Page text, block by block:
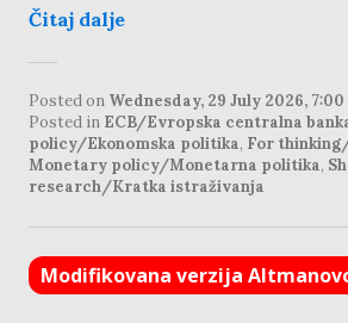
Čitaj dalje
Posted on Wednesday, 29 July 2026, 7:00
Posted in ECB/Evropska centralna
policy/Ekonomska politika, For
Monetary policy/Monetarna politika,
research/Kratka istraživanja
Modifikovana verzija